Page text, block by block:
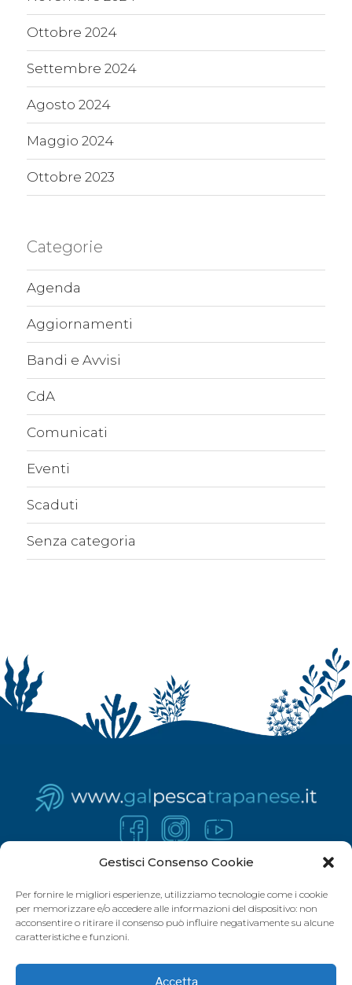
Gestisci Consenso Cookie
Per fornire le migliori esperienze, utilizziamo tecnologie come i cookie
per memorizzare e/o accedere alle informazioni del dispositivo: non
acconsentire o ritirare il consenso può influire negativamente su alcune
caratteristiche e funzioni.
Accetta
Ottobre 2024
Settembre 2024
Agosto 2024
Maggio 2024
Ottobre 2023
Categorie
Agenda
Aggiornamenti
Bandi e Avvisi
CdA
Comunicati
Eventi
Scaduti
Senza categoria